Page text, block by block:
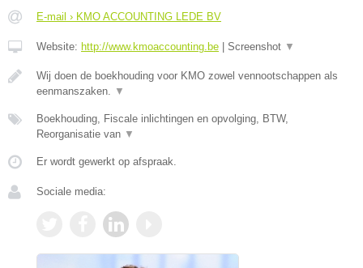
E-mail › KMO ACCOUNTING LEDE BV
Website: http://www.kmoaccounting.be Screenshot ▼
Wij doen de boekhouding voor KMO zowel vennootschappen als
eenmanszaken.
▼
Boekhouding, Fiscale inlichtingen en opvolging, BTW,
Reorganisatie van ▼
Er wordt gewerkt op afspraak.
Sociale media: